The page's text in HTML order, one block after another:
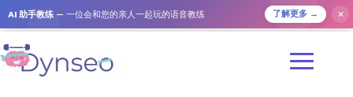
AI 助手教练 — 一位会和您的亲人一起玩的语音教练 了解更多 → ✕